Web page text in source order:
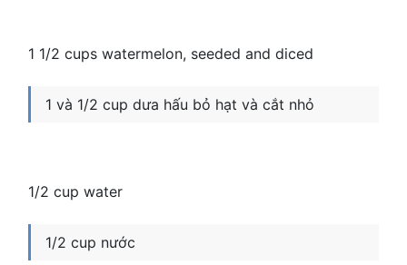
1 1/2 cups watermelon, seeded and diced
1 và 1/2 cup dưa hấu bỏ hạt và cắt nhỏ
1/2 cup water
1/2 cup nước